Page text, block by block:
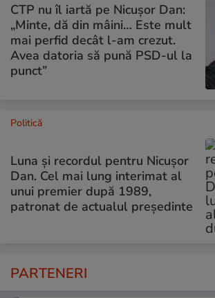
CTP nu îl iartă pe Nicușor Dan:
„Minte, dă din mâini… Este mult
mai perfid decât l-am crezut.
Avea datoria să pună PSD-ul la
punct”
Politică
Luna și recordul pentru Nicușor
Dan. Cel mai lung interimat al
unui premier după 1989,
patronat de actualul președinte
PARTENERI